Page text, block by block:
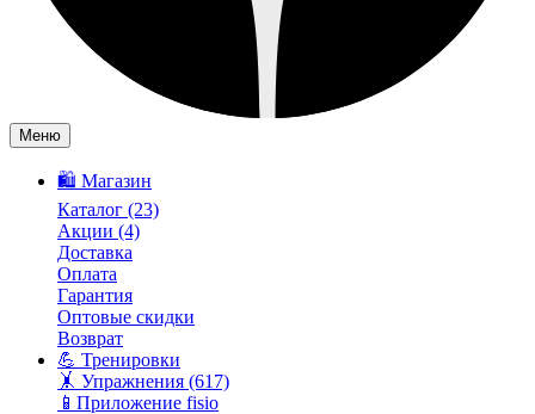
Меню
🛍️ Магазин
Каталог (23)
Акции (4)
Доставка
Оплата
Гарантия
Оптовые скидки
Возврат
💪 Тренировки
🤸 Упражнения (617)
📱Приложение fisio